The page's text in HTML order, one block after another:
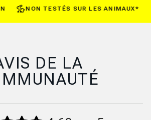
NON TESTÉS SUR LES ANIMAUX*
DE LA